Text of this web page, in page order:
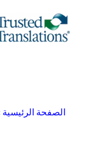
الصفحة الرئيسية